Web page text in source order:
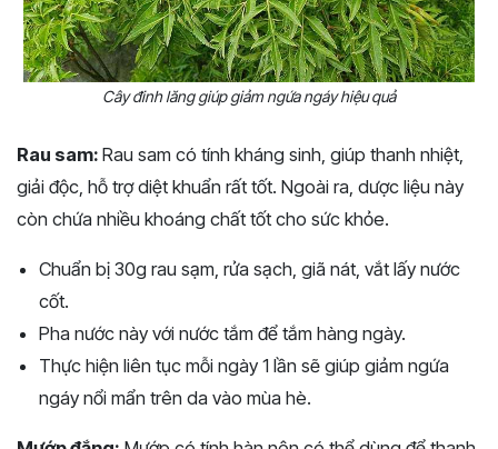
Cây đinh lăng giúp giảm ngứa ngáy hiệu quả
Rau sam: Rau sam có tính kháng sinh, giúp thanh nhiệt,
giải độc, hỗ trợ diệt khuẩn rất tốt. Ngoài ra, dược liệu này
còn chứa nhiều khoáng chất tốt cho sức khỏe.
Chuẩn bị 30g rau sạm, rửa sạch, giã nát, vắt lấy nước
cốt.
Pha nước này với nước tắm để tắm hàng ngày.
Thực hiện liên tục mỗi ngày 1 lần sẽ giúp giảm ngứa
ngáy nổi mẩn trên da vào mùa hè.